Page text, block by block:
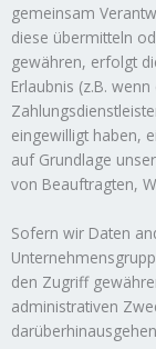
gemeinsam
diese übermitteln
gewähren, erfolgt
Erlaubnis (z.B.
eingewilligt haben,
auf Grundlage
von Beauftragten,
Sofern wir Daten
den Zugriff
administrativen